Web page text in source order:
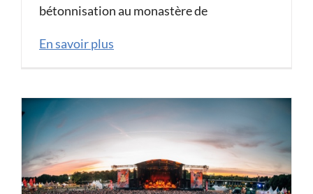
bétonnisation au monastère de
En savoir plus